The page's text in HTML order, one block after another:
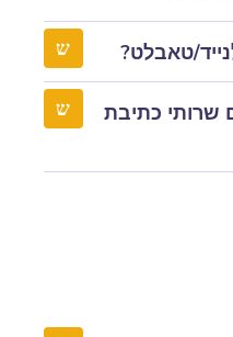
טאבלט?
שרותי כתיבת